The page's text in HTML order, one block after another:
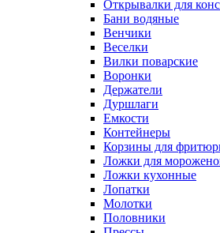
Открывалки для
Бани водяные
Венчики
Веселки
Вилки поварские
Воронки
Держатели
Дуршлаги
Емкости
Контейнеры
Корзины для
Ложки для
Ложки кухонные
Лопатки
Молотки
Половники